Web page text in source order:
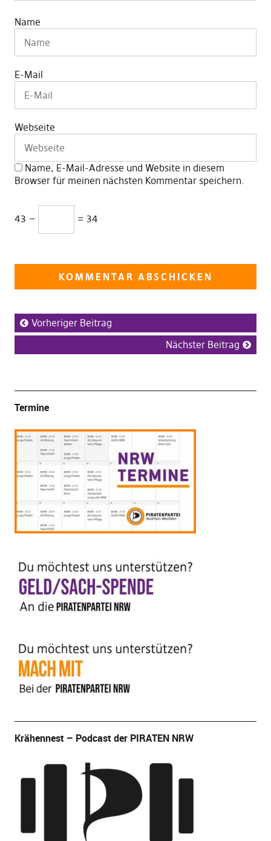
Name
E-Mail
Webseite
Name, E-Mail-Adresse und Website in diesem
Browser für meinen nächsten Kommentar speichern.
43 − = 34
Vorheriger Beitrag
Nächster Beitrag
Termine
Krähennest – Podcast der PIRATEN NRW